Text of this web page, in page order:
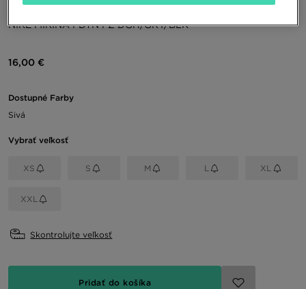
ONLY AT JD
NIKE MIKINA FDTN FZ DGH/GRY/BLK
16,00 €
Dostupné Farby
Sivá
Vybrať veľkosť
XS S M L XL
XXL
Skontrolujte veľkosť
Pridať do košíka